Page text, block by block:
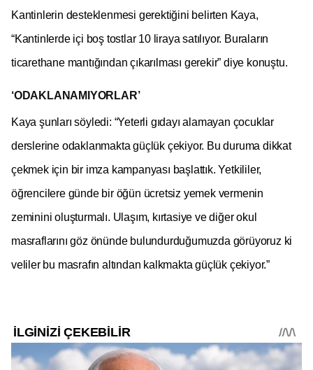
Kantinlerin desteklenmesi gerektiğini belirten Kaya,
“Kantinlerde içi boş tostlar 10 liraya satılıyor. Buraların
ticarethane mantığından çıkarılması gerekir” diye konuştu.
‘ODAKLANAMIYORLAR’
Kaya şunları söyledi: “Yeterli gıdayı alamayan çocuklar
derslerine odaklanmakta güçlük çekiyor. Bu duruma dikkat
çekmek için bir imza kampanyası başlattık. Yetkililer,
öğrencilere günde bir öğün ücretsiz yemek vermenin
zeminini oluşturmalı. Ulaşım, kırtasiye ve diğer okul
masraflarını göz önünde bulundurduğumuzda görüyoruz ki
veliler bu masrafın altından kalkmakta güçlük çekiyor.”